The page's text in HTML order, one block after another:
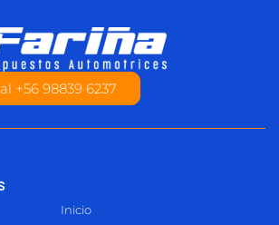
+56 98839 6237
Inicio